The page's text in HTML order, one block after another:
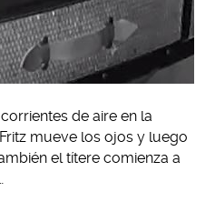
de aire en la
mueve los ojos y luego
el títere comienza a